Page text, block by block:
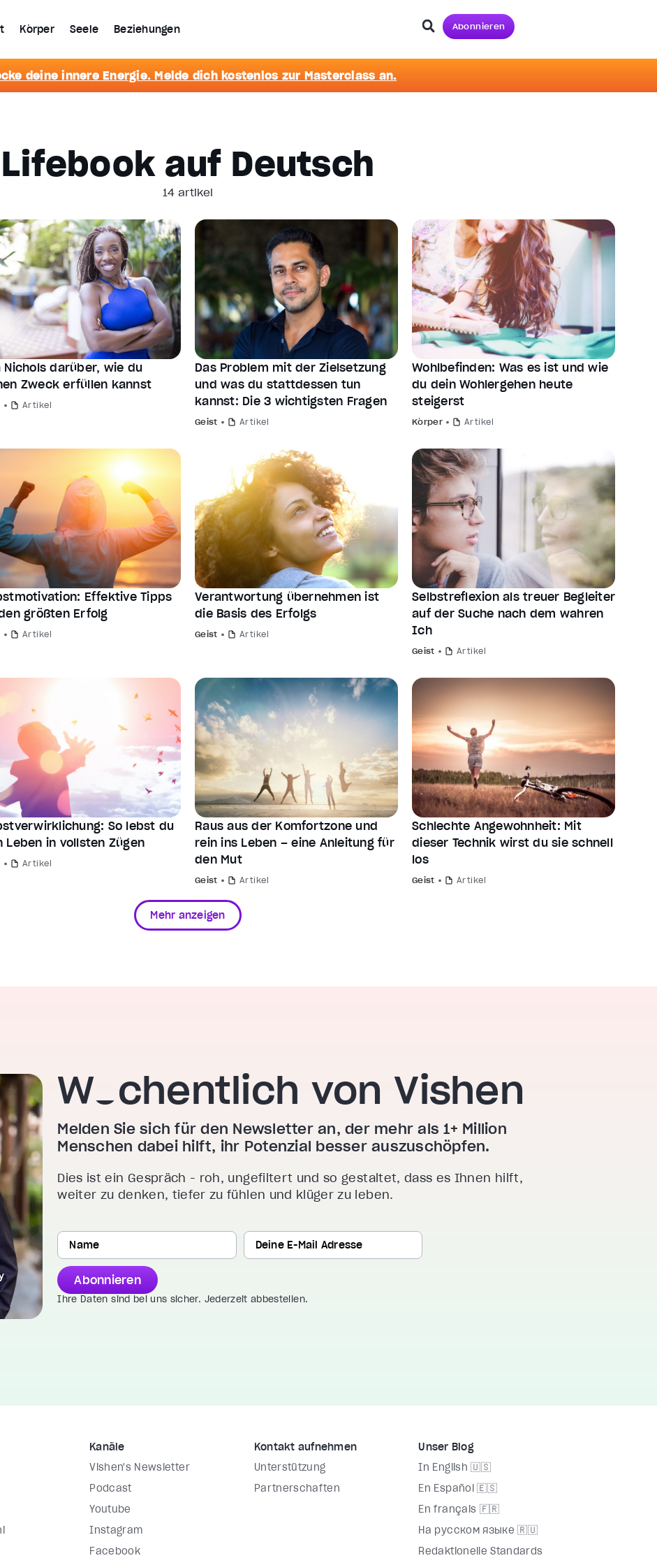
Körper Seele Beziehungen Abonnieren
deine innere Energie. Melde dich kostenlos zur Masterclass an.
Lifebook auf Deutsch
14 artikel
Nichols darüber, wie du
Zweck erfüllen kannst
Artikel
Das Problem mit der Zielsetzung
und was du stattdessen tun
kannst: Die 3 wichtigsten Fragen
Geist Artikel
Wohlbefinden: Was es ist und wie
du dein Wohlergehen heute
steigerst
Körper Artikel
Effektive Tipps
größten Erfolg
Artikel
Verantwortung übernehmen ist
die Basis des Erfolgs
Geist Artikel
Selbstreflexion als treuer Begleiter
auf der Suche nach dem wahren
Ich
Geist Artikel
So lebst du
Leben in vollsten Zügen
Artikel
Raus aus der Komfortzone und
rein ins Leben – eine Anleitung für
den Mut
Geist Artikel
Schlechte Angewohnheit: Mit
dieser Technik wirst du sie schnell
los
Geist Artikel
Mehr anzeigen
Wöchentlich von Vishen
Melden Sie sich für den Newsletter an, der mehr als 1+ Million
Menschen dabei hilft, ihr Potenzial besser auszuschöpfen.
Dies ist ein Gespräch - roh, ungefiltert und so gestaltet, dass es Ihnen hilft,
weiter zu denken, tiefer zu fühlen und klüger zu leben.
Abonnieren
Ihre Daten sind bei uns sicher. Jederzeit abbestellen.
Kanäle
Vishen's Newsletter
Podcast
Youtube
Instagram
Facebook
Kontakt aufnehmen
Unterstützung
Partnerschaften
Unser Blog
In English 🇺🇸
En Español 🇪🇸
En français 🇫🇷
На русском языке 🇷🇺
Redaktionelle Standards